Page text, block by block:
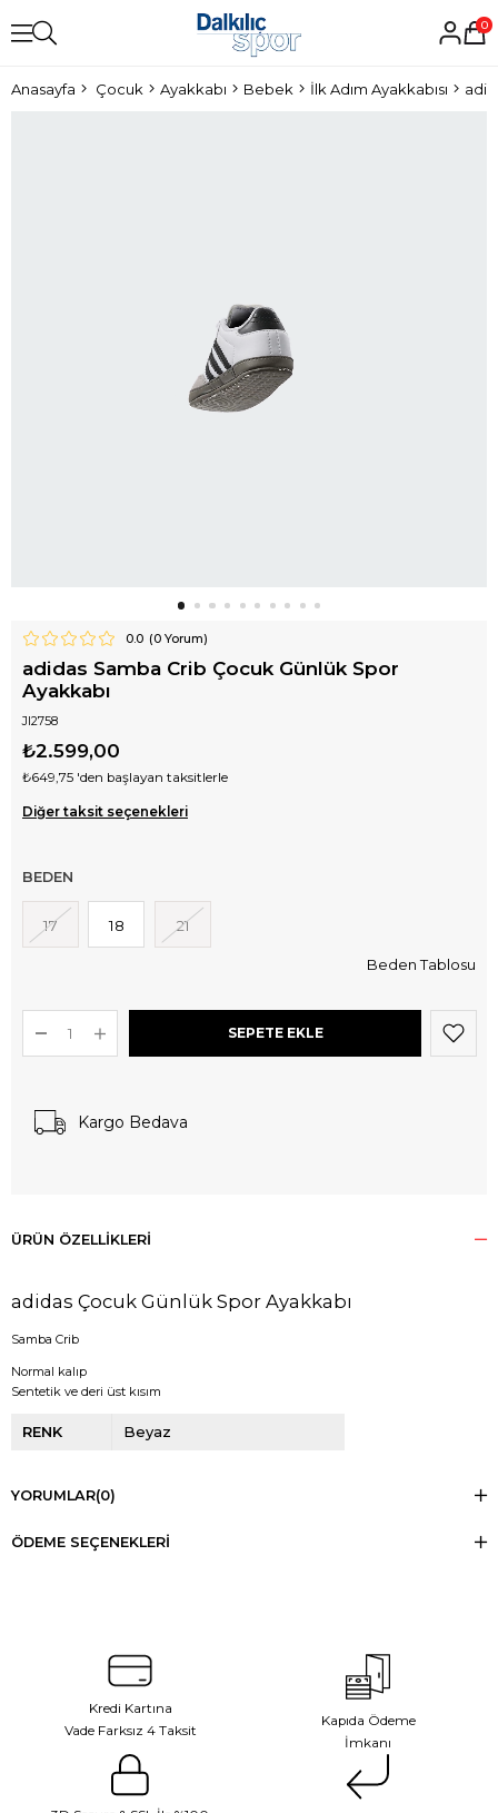
0
Anasayfa Çocuk Ayakkabı Bebek İlk Adım Ayakkabısı
0.0 (0Yorum)
adidas Samba Crib Çocuk Günlük Spor
Ayakkabı
JI2758
₺2.599,00
₺649,75 'den başlayan taksitlerle
Diğer taksit seçenekleri
BEDEN
17 18 21
Beden Tablosu
Kargo Bedava
ÜRÜN ÖZELLIKLERI
adidas Çocuk Günlük Spor Ayakkabı
Samba Crib
Normal kalıp
Sentetik ve deri üst kısım
RENK Beyaz
YORUMLAR(0)
ÖDEME SEÇENEKLERI
Kredi Kartına
Vade Farksız 4 Taksit
Kapıda Ödeme
İmkanı